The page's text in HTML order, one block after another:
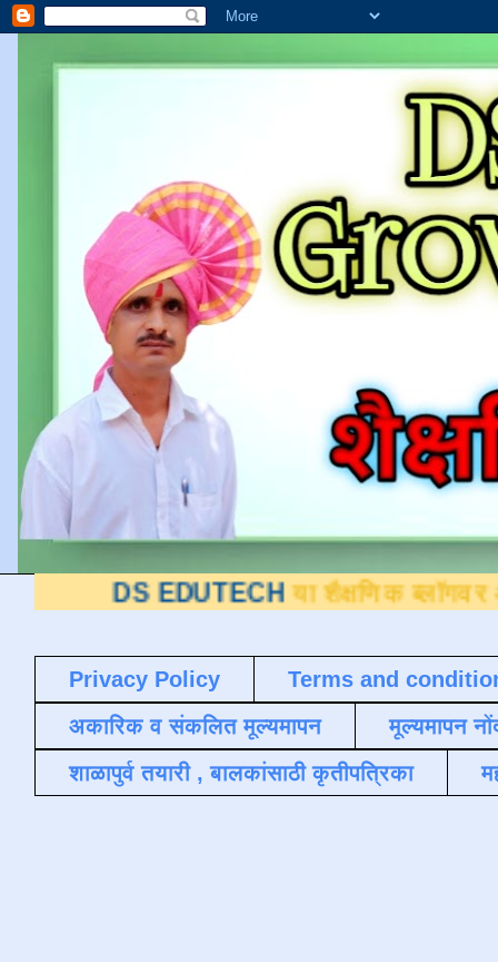
EDUTECH या शैक्षणिक ब्लॉगवर आपले स्वागत
Privacy Policy
Terms and
अकारिक व संकलित मूल्यमापन
मूल्यमापन
शाळापुर्व तयारी , बालकांसाठी कृतीपत्रिका